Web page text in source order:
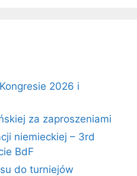
2026 i
za zaproszeniami
niemieckiej – 3rd
BdF
do turniejów